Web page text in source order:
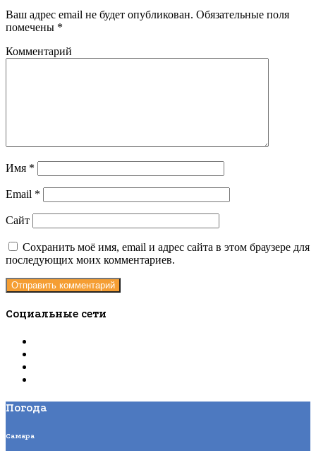
Ваш адрес email не будет опубликован. Обязательные поля
помечены *
Комментарий
Имя *
Email *
Сайт
Сохранить моё имя, email и адрес сайта в этом браузере для
последующих моих комментариев.
Социальные сети
Погода
Самара